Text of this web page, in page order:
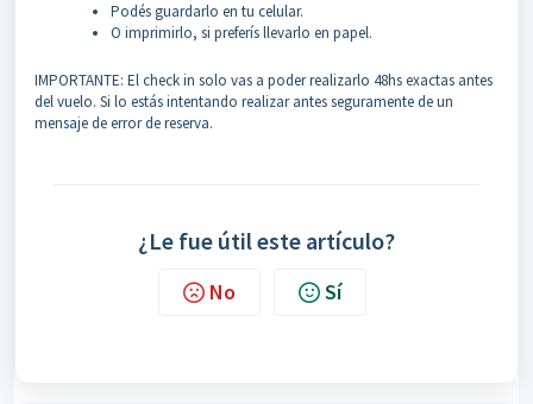
Podés guardarlo en tu celular.
O imprimirlo, si preferís llevarlo en papel.
IMPORTANTE: El check in solo vas a poder realizarlo 48hs exactas antes
del vuelo. Si lo estás intentando realizar antes seguramente de un
mensaje de error de reserva.
¿Le fue útil este artículo?
No Sí